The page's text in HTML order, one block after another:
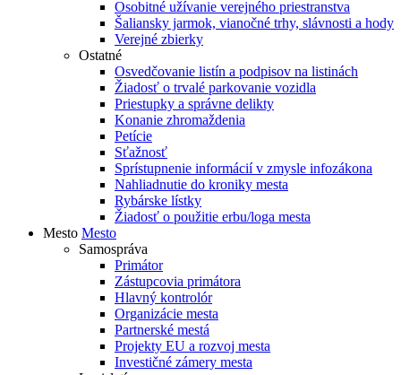
Osobitné užívanie verejného priestranstva
Šaliansky jarmok, vianočné trhy, slávnosti a hody
Verejné zbierky
Ostatné
Osvedčovanie listín a podpisov na listinách
Žiadosť o trvalé parkovanie vozidla
Priestupky a správne delikty
Konanie zhromaždenia
Petície
Sťažnosť
Sprístupnenie informácií v zmysle infozákona
Nahliadnutie do kroniky mesta
Rybárske lístky
Žiadosť o použitie erbu/loga mesta
Mesto Mesto
Samospráva
Primátor
Zástupcovia primátora
Hlavný kontrolór
Organizácie mesta
Partnerské mestá
Projekty EU a rozvoj mesta
Investičné zámery mesta